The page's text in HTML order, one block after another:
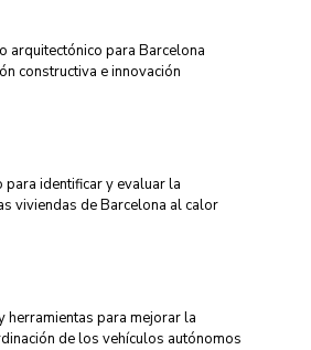
arquitectónico para Barcelona
constructiva e innovación
para identificar y evaluar la
viviendas de Barcelona al calor
herramientas para mejorar la
de los vehículos autónomos